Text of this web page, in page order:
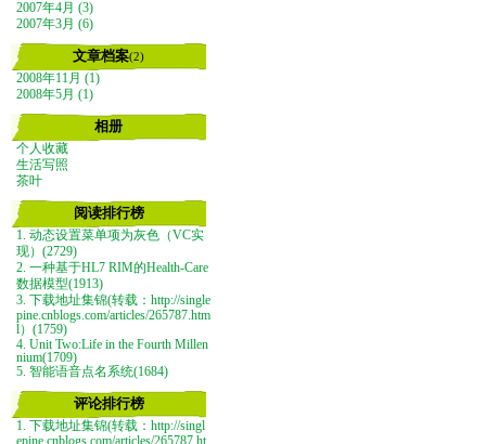
2007年4月 (3)
2007年3月 (6)
文章档案(2)
2008年11月 (1)
2008年5月 (1)
相册
个人收藏
生活写照
茶叶
阅读排行榜
1. 动态设置菜单项为灰色（VC实
现）(2729)
2. 一种基于HL7 RIM的Health-Care
数据模型(1913)
3. 下载地址集锦(转载：http://single
pine.cnblogs.com/articles/265787.htm
l）(1759)
4. Unit Two:Life in the Fourth Millen
nium(1709)
5. 智能语音点名系统(1684)
评论排行榜
1. 下载地址集锦(转载：http://singl
epine.cnblogs.com/articles/265787.ht